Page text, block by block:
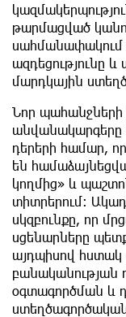
թարմացված
ազդեցությունը
մարդկային
Նոր
անվանակարգերը
դերերի համար,
են
կողմից» և
տիտրերում։
սկզբունքը, որ
սցենարները
այդպիսով հստակ
բանականության
օգտագործման և